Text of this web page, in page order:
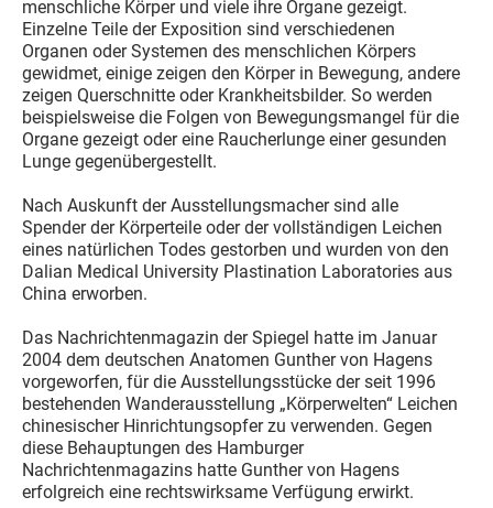
menschliche Körper und viele ihre Organe gezeigt.
Einzelne Teile der Exposition sind verschiedenen
Organen oder Systemen des menschlichen Körpers
gewidmet, einige zeigen den Körper in Bewegung, andere
zeigen Querschnitte oder Krankheitsbilder. So werden
beispielsweise die Folgen von Bewegungsmangel für die
Organe gezeigt oder eine Raucherlunge einer gesunden
Lunge gegenübergestellt.
Nach Auskunft der Ausstellungsmacher sind alle
Spender der Körperteile oder der vollständigen Leichen
eines natürlichen Todes gestorben und wurden von den
Dalian Medical University Plastination Laboratories aus
China erworben.
Das Nachrichtenmagazin der Spiegel hatte im Januar
2004 dem deutschen Anatomen Gunther von Hagens
vorgeworfen, für die Ausstellungsstücke der seit 1996
bestehenden Wanderausstellung „Körperwelten“ Leichen
chinesischer Hinrichtungsopfer zu verwenden. Gegen
diese Behauptungen des Hamburger
Nachrichtenmagazins hatte Gunther von Hagens
erfolgreich eine rechtswirksame Verfügung erwirkt.